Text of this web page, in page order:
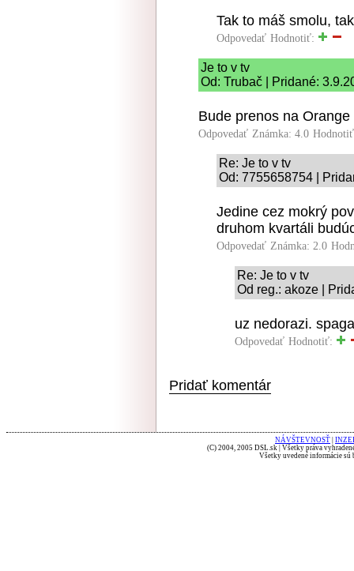
Tak to máš smolu,
Odpovedať Hodnotiť:
Je to v tv
Od: Trubač | Pridané:
Bude prenos na
Odpovedať Známka: 4.0
Re: Je to v tv
Od: 7755658754 |
Jedine cez mokrý
druhom kvartáli
Odpovedať Známka: 2.0
Re: Je to v tv
Od reg.: akoze |
uz nedorazi.
Odpovedať Hodnotiť:
Pridať komentár
NÁVŠTEVNOSŤ
(C) 2004, 2005 DSL.sk | Všetky práva
Všetky uvedené informácie sú